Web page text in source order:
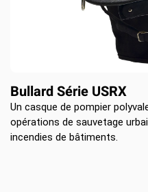
Bullard Série USRX
Un casque de pompier
opérations de sauvetage
incendies de bâtiments.